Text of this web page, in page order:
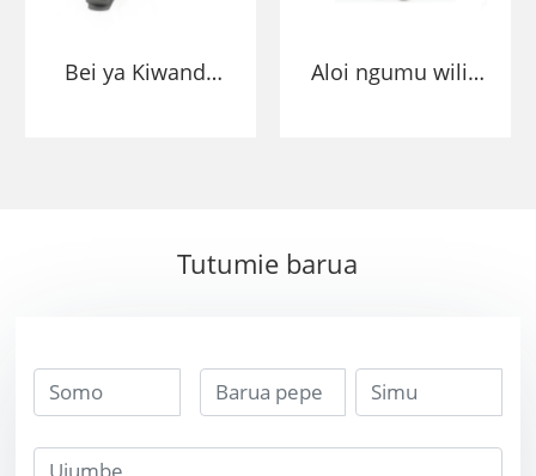
Bei ya Kiwanda
Aloi ngumu wilia
Tutumie barua